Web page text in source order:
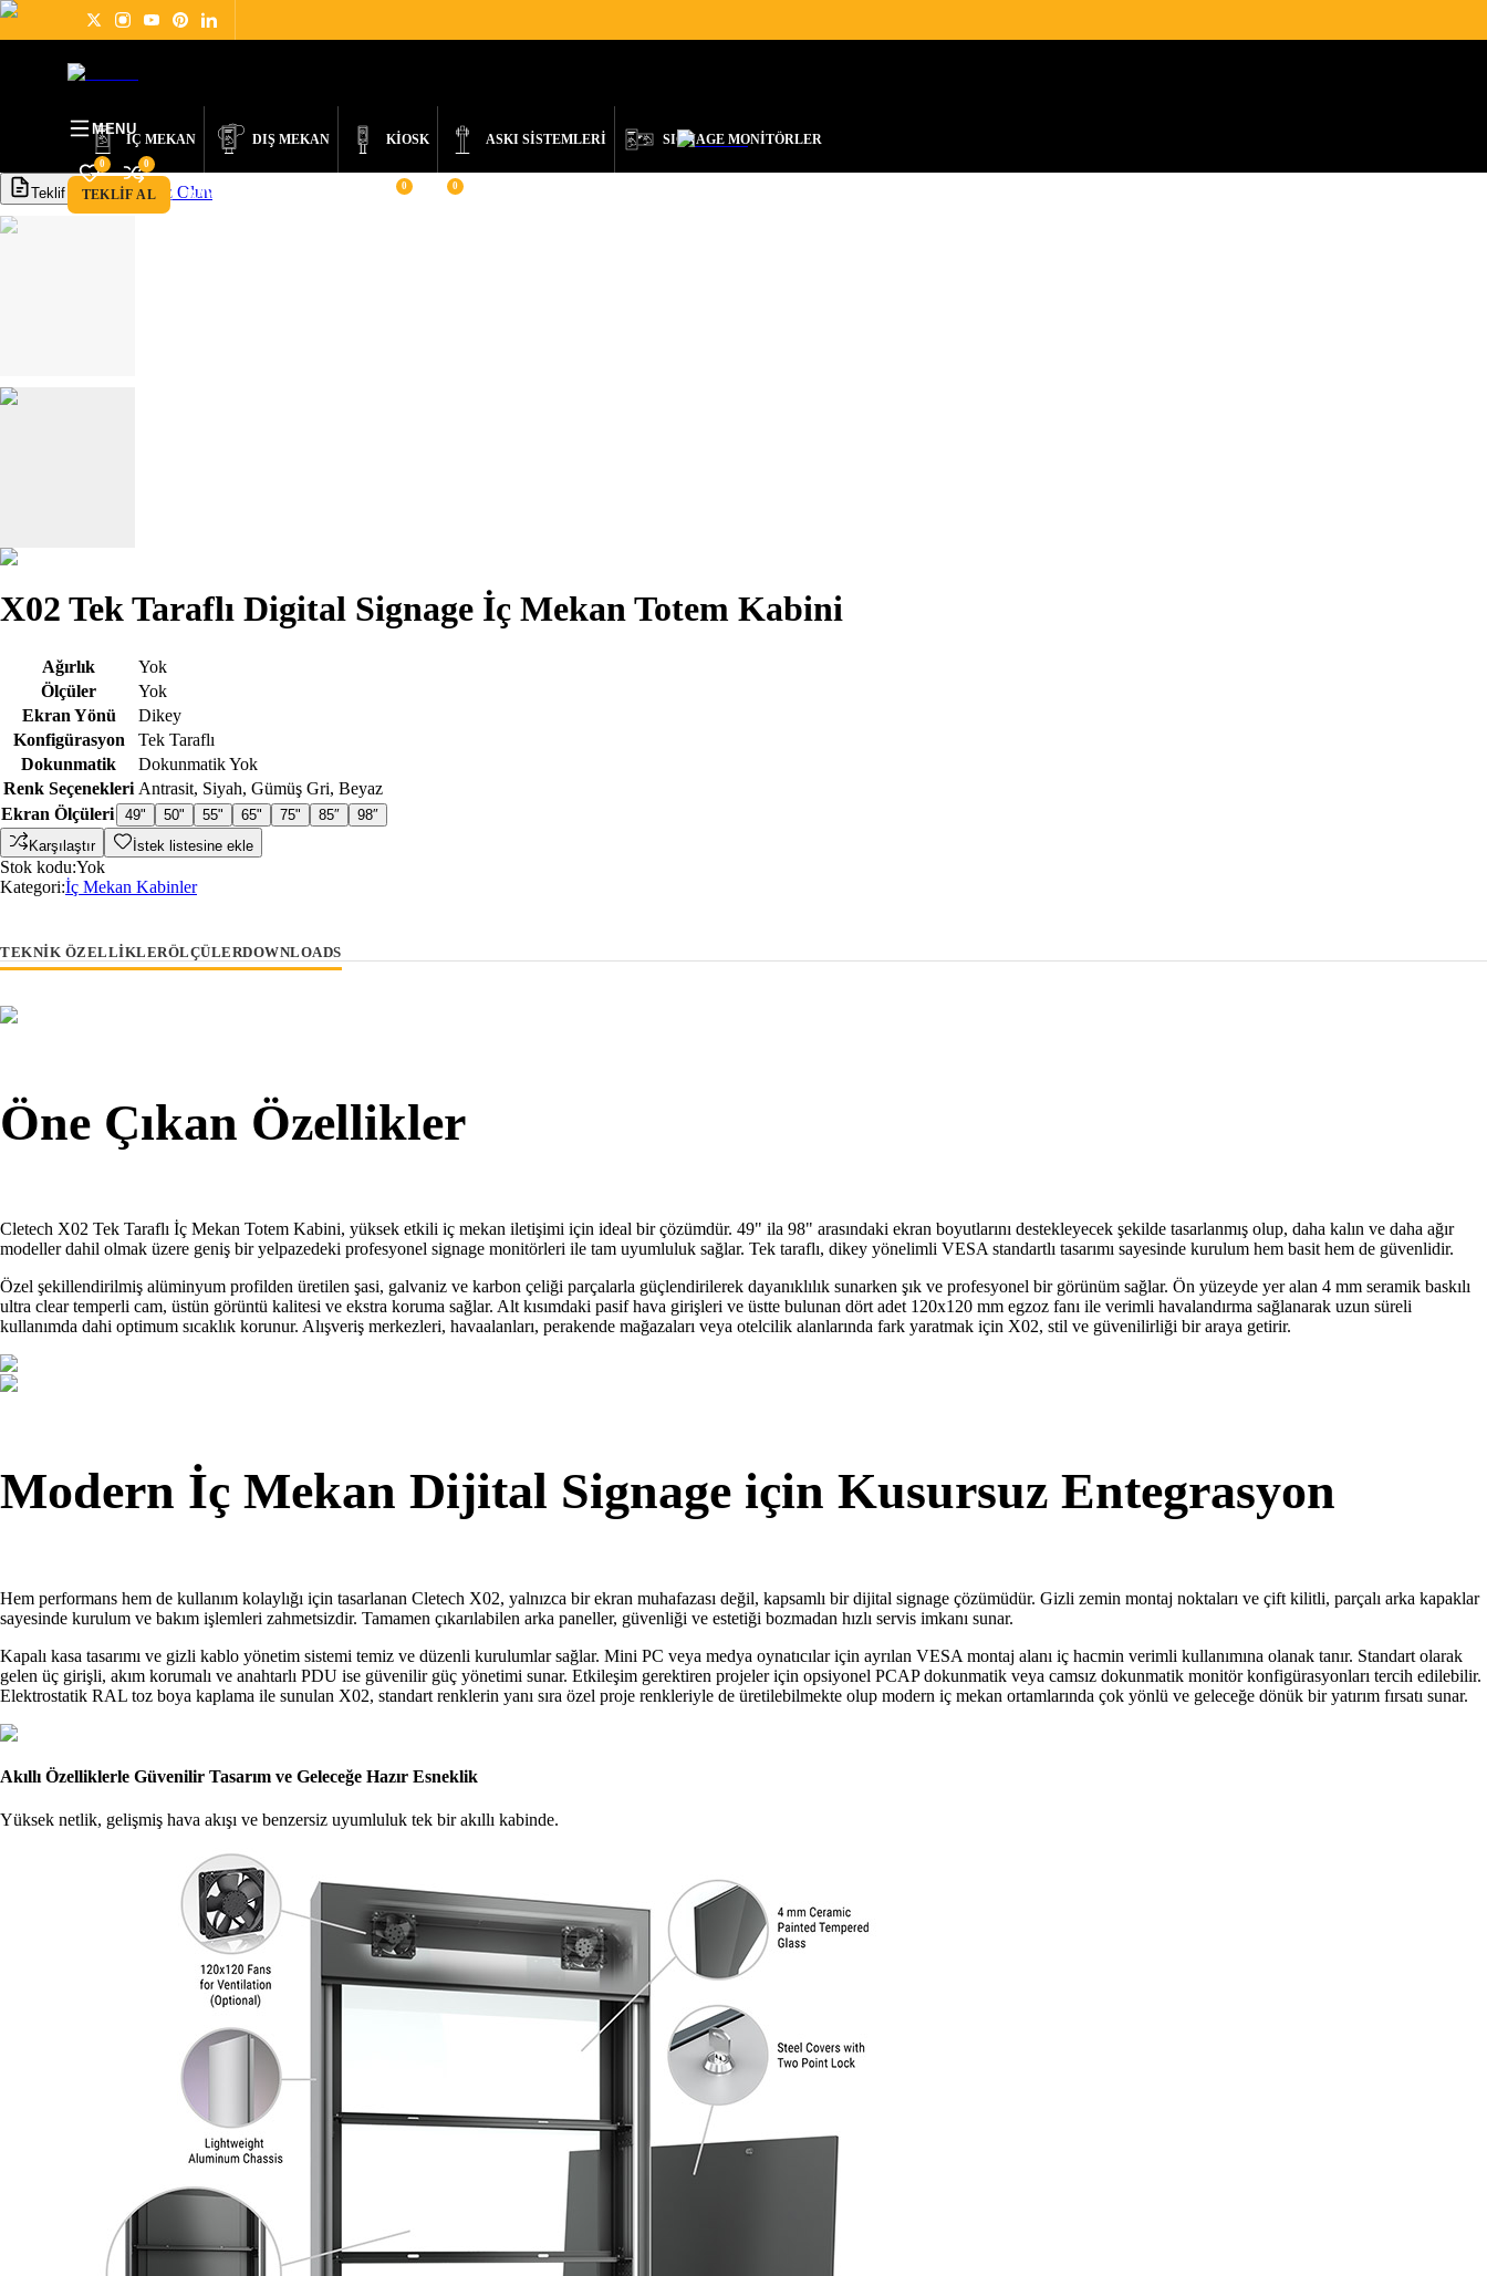
İÇ MEKAN DIŞ MEKAN KİOSK ASKI SİSTEMLERİ SIGNAGE MONİTÖRLER
TEKLIF AL BAYIMIZ OLUN
0 0
MENU
0 0
Teklif Al Bayimiz Olun
X02 Tek Taraflı Digital Signage İç Mekan Totem Kabini
Ağırlık
Yok
Ölçüler
Yok
Ekran Yönü
Dikey
Konfigürasyon
Tek Taraflı
Dokunmatik
Dokunmatik Yok
Renk Seçenekleri Antrasit, Siyah, Gümüş Gri, Beyaz
Ekran Ölçüleri
49" 50" 55" 65" 75" 85″
98″
Karşılaştır
İstek listesine ekle
Stok kodu:Yok
Kategori:İç Mekan Kabinler
TEKNIK ÖZELLIKLERÖLÇÜLERDOWNLOADS
Öne Çıkan Özellikler
Cletech X02 Tek Taraflı İç Mekan Totem Kabini, yüksek etkili iç mekan iletişimi için ideal bir çözümdür. 49" ila 98" arasındaki ekran boyutlarını destekleyecek şekilde tasarlanmış olup, daha kalın ve daha ağır
modeller dahil olmak üzere geniş bir yelpazedeki profesyonel signage monitörleri ile tam uyumluluk sağlar. Tek taraflı, dikey yönelimli VESA standartlı tasarımı sayesinde kurulum hem basit hem de güvenlidir.
Özel şekillendirilmiş alüminyum profilden üretilen şasi, galvaniz ve karbon çeliği parçalarla güçlendirilerek dayanıklılık sunarken şık ve profesyonel bir görünüm sağlar. Ön yüzeyde yer alan 4 mm seramik baskılı
ultra clear temperli cam, üstün görüntü kalitesi ve ekstra koruma sağlar. Alt kısımdaki pasif hava girişleri ve üstte bulunan dört adet 120x120 mm egzoz fanı ile verimli havalandırma sağlanarak uzun süreli
kullanımda dahi optimum sıcaklık korunur. Alışveriş merkezleri, havaalanları, perakende mağazaları veya otelcilik alanlarında fark yaratmak için X02, stil ve güvenilirliği bir araya getirir.
Modern İç Mekan Dijital Signage için Kusursuz Entegrasyon
Hem performans hem de kullanım kolaylığı için tasarlanan Cletech X02, yalnızca bir ekran muhafazası değil, kapsamlı bir dijital signage çözümüdür. Gizli zemin montaj noktaları ve çift kilitli, parçalı arka kapaklar
sayesinde kurulum ve bakım işlemleri zahmetsizdir. Tamamen çıkarılabilen arka paneller, güvenliği ve estetiği bozmadan hızlı servis imkanı sunar.
Kapalı kasa tasarımı ve gizli kablo yönetim sistemi temiz ve düzenli kurulumlar sağlar. Mini PC veya medya oynatıcılar için ayrılan VESA montaj alanı iç hacmin verimli kullanımına olanak tanır. Standart olarak
gelen üç girişli, akım korumalı ve anahtarlı PDU ise güvenilir güç yönetimi sunar. Etkileşim gerektiren projeler için opsiyonel PCAP dokunmatik veya camsız dokunmatik monitör konfigürasyonları tercih edilebilir.
Elektrostatik RAL toz boya kaplama ile sunulan X02, standart renklerin yanı sıra özel proje renkleriyle de üretilebilmekte olup modern iç mekan ortamlarında çok yönlü ve geleceğe dönük bir yatırım fırsatı sunar.
Akıllı Özelliklerle Güvenilir Tasarım ve Geleceğe Hazır Esneklik
Yüksek netlik, gelişmiş hava akışı ve benzersiz uyumluluk tek bir akıllı kabinde.